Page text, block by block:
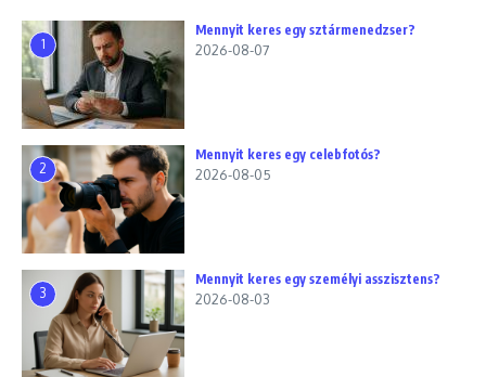
1
Mennyit keres egy sztármenedzser?
2026-08-07
2
Mennyit keres egy celebfotós?
2026-08-05
3
Mennyit keres egy személyi asszisztens?
2026-08-03